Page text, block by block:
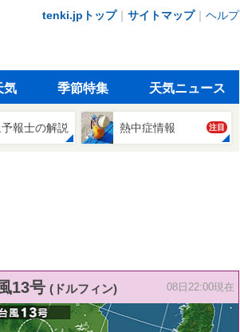
tenki.jpトップ｜ サイトマップ｜ ヘルプ
気 季節特集 天気ニュース
報士の解説 熱中症情報 注目
13号 (ドルフィン) 08日22:00現在